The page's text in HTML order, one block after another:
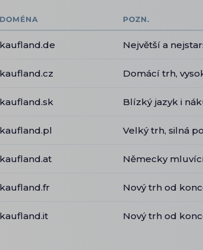
DOMÉNA POZN.
kaufland.de Největší a
kaufland.cz Domácí trh,
kaufland.sk Blízký jazyk i
kaufland.pl Velký trh, silná
kaufland.at Německy
kaufland.fr Nový trh od
kaufland.it Nový trh od